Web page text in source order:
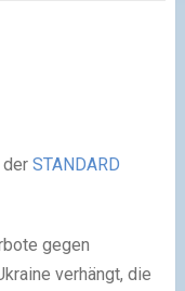
STANDARD
gegen
verhängt, die